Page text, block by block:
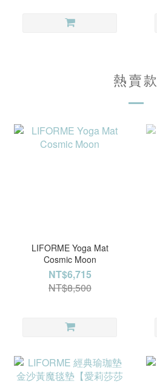
熱賣款
LIFORME Yoga Mat
Cosmic Moon
NT$6,715
NT$8,500